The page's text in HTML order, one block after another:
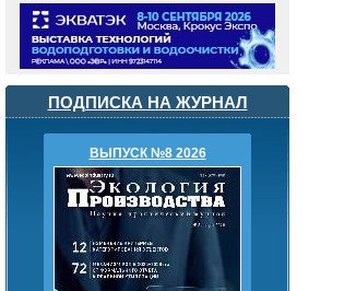
ПОДПИСКА НА ЖУРНАЛ
ВЫПУСК №8 2026